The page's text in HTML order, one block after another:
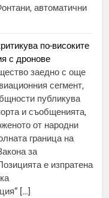
автоматични
по-високите
с дронове
заедно с още
сегмент,
публикува
и съобщенията,
от народни
граница на
за
е изпратена
[…]